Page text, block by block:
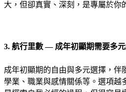
大，但卻真實、深刻，是專屬於你
3. 航行里數 — 成年初顯期需要多
成年初顯期的自由與多元選擇，伴
學業、職業與感情關係等。選項越